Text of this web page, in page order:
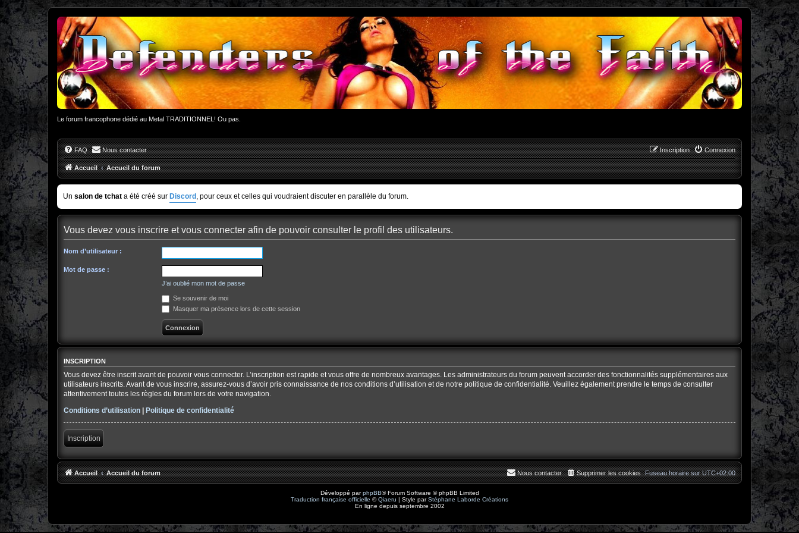
Le forum francophone dédié au Metal TRADITIONNEL! Ou pas.
FAQ Nous contacter Connexion
Inscription
Accueil Accueil du forum
Un salon de tchat a été créé sur Discord , pour ceux et celles qui voudraient discuter en parallèle du forum.
Vous devez vous inscrire et vous connecter afin de pouvoir consulter le profil des utilisateurs.
Nom d’utilisateur :
Mot de passe :
J’ai oublié mon mot de passe
Se souvenir de moi
Masquer ma présence lors de cette session
INSCRIPTION
Vous devez être inscrit avant de pouvoir vous connecter. L’inscription est rapide et vous offre de nombreux avantages. Les administrateurs du forum peuvent accorder des fonctionnalités supplémentaires aux
utilisateurs inscrits. Avant de vous inscrire, assurez-vous d’avoir pris connaissance de nos conditions d’utilisation et de notre politique de confidentialité. Veuillez également prendre le temps de consulter
attentivement toutes les règles du forum lors de votre navigation.
Conditions d’utilisation
Politique de confidentialité
Inscription
Accueil Accueil du forum Fuseau horaire surUTC+02:00
Supprimer les cookies
Nous contacter
Développé parphpBB® Forum Software © phpBB Limited
Traduction française officielle ©Qiaeru | Style parStéphane Laborde Créations
En ligne depuis septembre 2002